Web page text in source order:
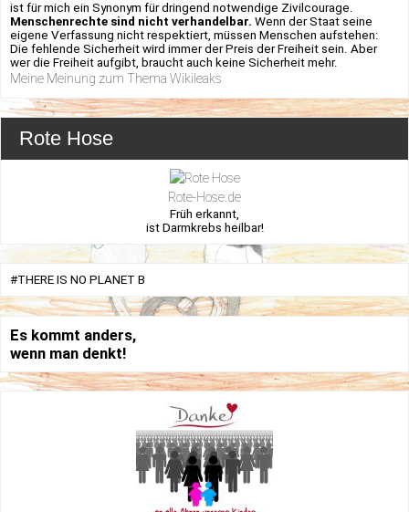
ist für mich ein Synonym für dringend notwendige Zivilcourage.
Menschenrechte sind nicht verhandelbar. Wenn der Staat seine
eigene Verfassung nicht respektiert, müssen Menschen aufstehen:
Die fehlende Sicherheit wird immer der Preis der Freiheit sein. Aber
wer die Freiheit aufgibt, braucht auch keine Sicherheit mehr.
Meine Meinung zum Thema Wikileaks
Rote Hose
Rote-Hose.de
Früh erkannt,
ist Darmkrebs heilbar!
#THERE IS NO PLANET B
Es kommt anders,
wenn man denkt!